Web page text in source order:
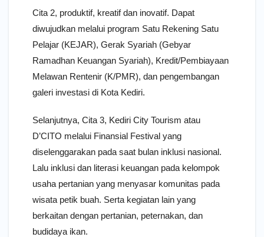
Cita 2, produktif, kreatif dan inovatif. Dapat
diwujudkan melalui program Satu Rekening Satu
Pelajar (KEJAR), Gerak Syariah (Gebyar
Ramadhan Keuangan Syariah), Kredit/Pembiayaan
Melawan Rentenir (K/PMR), dan pengembangan
galeri investasi di Kota Kediri.
Selanjutnya, Cita 3, Kediri City Tourism atau
D’CITO melalui Finansial Festival yang
diselenggarakan pada saat bulan inklusi nasional.
Lalu inklusi dan literasi keuangan pada kelompok
usaha pertanian yang menyasar komunitas pada
wisata petik buah. Serta kegiatan lain yang
berkaitan dengan pertanian, peternakan, dan
budidaya ikan.